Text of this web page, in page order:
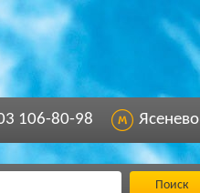
106-80-98 Ясенево
Поиск